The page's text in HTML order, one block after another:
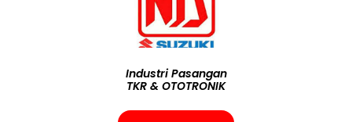
Industri Pasangan
TKR & OTOTRONIK